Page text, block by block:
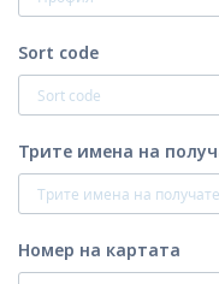
Sort code
Трите имена на
Номер на картата